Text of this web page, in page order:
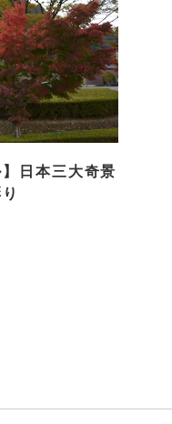
日本三大奇景